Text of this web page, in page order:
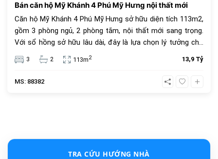
Bán căn hộ Mỹ Khánh 4 Phú Mỹ Hưng nội thất mới
Căn hộ Mỹ Khánh 4 Phú Mỹ Hưng sở hữu diện tích 113m2,
gồm 3 phòng ngủ, 2 phòng tắm, nội thất mới sang trọng.
Với sổ hồng sở hữu lâu dài, đây là lựa chọn lý tưởng cho
an cư và đầu tư. Giá bán 13.9 tỷ đồng, vị trí trung tâm, tiện
ích đầy đủ.
3 2 113m2 13,9 Tỷ
MS: 88382
TRA CỨU HƯỚNG NHÀ